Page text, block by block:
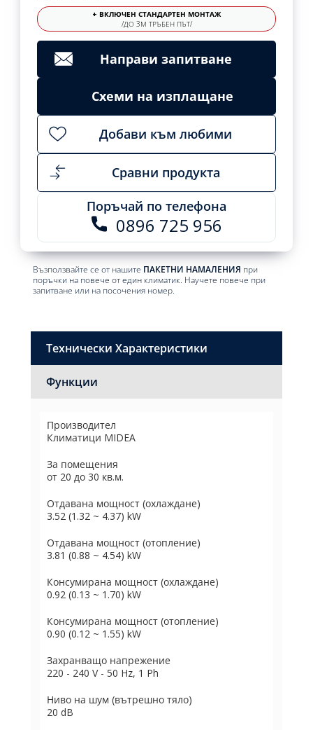
+ ВКЛЮЧЕН СТАНДАРТЕН МОНТАЖ
/ДО 3М ТРЪБЕН ПЪТ/
Направи запитване
Схеми на изплащане
Добави към любими
Сравни продукта
Поръчай по телефона
0896 725 956
Възползвайте се от нашите ПАКЕТНИ НАМАЛЕНИЯ при
поръчки на повече от един климатик. Научете повече при
запитване или на посочения номер.
Технически Характеристики
Функции
Производител
Климатици MIDEA
За помещения
от 20 до 30 кв.м.
Отдавана мощност (охлаждане)
3.52 (1.32 ~ 4.37) kW
Отдавана мощност (отопление)
3.81 (0.88 ~ 4.54) kW
Консумирана мощност (охлаждане)
0.92 (0.13 ~ 1.70) kW
Консумирана мощност (отопление)
0.90 (0.12 ~ 1.55) kW
Захранващо напрежение
220 - 240 V - 50 Hz, 1 Ph
Ниво на шум (вътрешно тяло)
20 dB